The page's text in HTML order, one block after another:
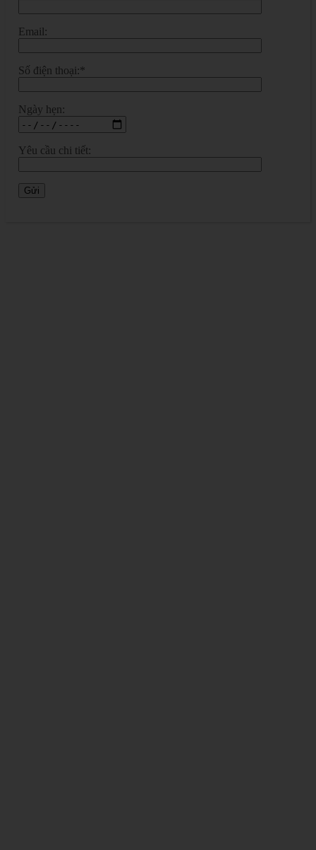
Email:
Số điện thoại:*
Ngày hẹn:
Yêu cầu chi tiết: